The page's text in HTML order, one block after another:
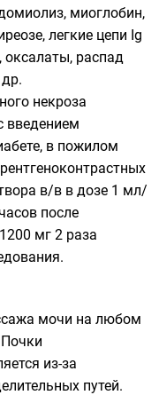
миоглобин,
легкие цепи Ig
распад
некроза
введением
в пожилом
в/в в дозе 1 мл/
после
мг 2 раза
мочи на любом
из-за
путей.